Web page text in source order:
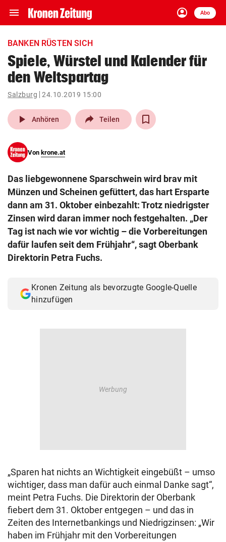
menu Navigation
ein-/ausklappen
account_circle
Anmelden
Abo
close Schließen
account_circle Anmelden
pin_drop
Wien arrow_right
search
eingeben
© Krone Multimedia GmbH & Co KG 2026
Muthgasse 2, 1190 Wien
BANKEN RÜSTEN SICH
Spiele, Würstel und Kalender für
den Weltspartag
Salzburg 24.10.2019 15:00
play_arrow Anhören Teilen
Von krone.at
Das liebgewonnene Sparschwein wird brav mit
Münzen und Scheinen gefüttert, das hart Ersparte
dann am 31. Oktober einbezahlt: Trotz niedrigster
Zinsen wird daran immer noch festgehalten. „Der
Tag ist nach wie vor wichtig – die Vorbereitungen
dafür laufen seit dem Frühjahr“, sagt Oberbank
Direktorin Petra Fuchs.
Kronen Zeitung als bevorzugte Google-Quelle
hinzufügen
„Sparen hat nichts an Wichtigkeit eingebüßt – umso
wichtiger, dass man dafür auch einmal Danke sagt“,
meint Petra Fuchs. Die Direktorin der Oberbank
fiebert dem 31. Oktober entgegen – und das in
Zeiten des Internetbankings und Niedrigzinsen: „Wir
haben im Frühjahr mit den Vorbereitungen